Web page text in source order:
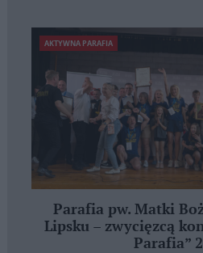
AKTYWNA PARAFIA
Parafia pw. Matki
Lipsku – zwycięzcą
Parafia”